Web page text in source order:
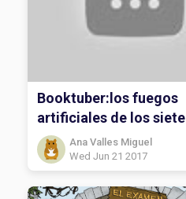
Booktuber:los fuegos
artificiales de los siete
secretosAna Valles Miguel
Wed Jun 21 2017